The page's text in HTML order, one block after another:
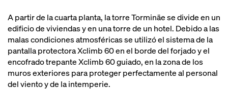
A partir de la cuarta planta, la torre Torminäe se divide en un
edificio de viviendas y en una torre de un hotel. Debido a las
malas condiciones atmosféricas se utilizó el sistema de la
pantalla protectora Xclimb 60 en el borde del forjado y el
encofrado trepante Xclimb 60 guiado, en la zona de los
muros exteriores para proteger perfectamente al personal
del viento y de la intemperie.